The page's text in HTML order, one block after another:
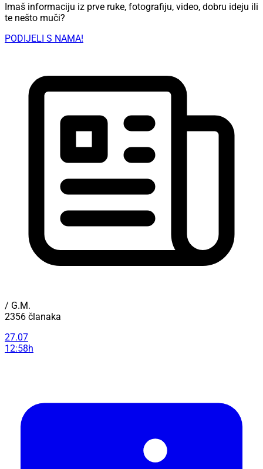
Imaš informaciju iz prve ruke, fotografiju, video, dobru ideju ili
te nešto muči?
PODIJELI S NAMA!
/ G.M.
2356 članaka
27.07
12:58h